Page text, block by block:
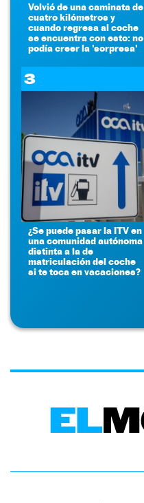
Volvió de una caminata de
cuatro kilómetros y
cuando regresa al coche
se encuentra con esto: no
podía creer la 'sorpresa'
3
¿Se puede pasar la ITV en
una comunidad autónoma
distinta a la de
matriculación del coche
si te toca en vacaciones?